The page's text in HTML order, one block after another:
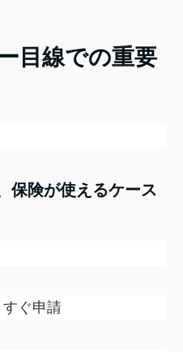
目線での重要
保険が使えるケース
ぐ申請